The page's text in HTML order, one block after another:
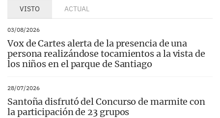
VISTO ACTUAL
03/08/2026
Vox de Cartes alerta de la presencia de una
persona realizándose tocamientos a la vista de
los niños en el parque de Santiago
28/07/2026
Santoña disfrutó del Concurso de marmite con
la participación de 23 grupos